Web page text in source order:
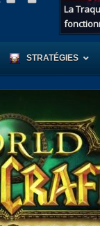
La
Coeur
Races
alliées
STRATÉGIES